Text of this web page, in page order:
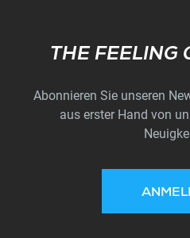
THE FEELING
Abonnieren Sie unseren
aus erster Hand von